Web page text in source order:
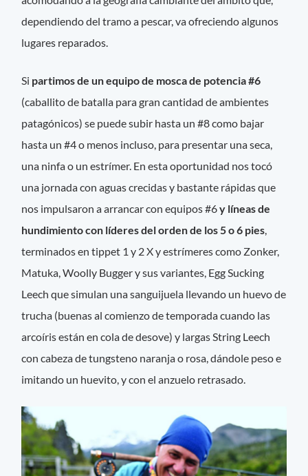
dependiendo del tramo a pescar, va ofreciendo algunos
lugares reparados.
Si partimos de un equipo de mosca de potencia #6
(caballito de batalla para gran cantidad de ambientes
patagónicos) se puede subir hasta un #8 como bajar
hasta un #4 o menos incluso, para presentar una seca,
una ninfa o un estrímer. En esta oportunidad nos tocó
una jornada con aguas crecidas y bastante rápidas que
nos impulsaron a arrancar con equipos #6y líneas de
hundimiento con líderes del orden de los 5 o 6 pies,
terminados en tippet 1 y 2 X y estrímeres como Zonker,
Matuka, Woolly Bugger y sus variantes, Egg Sucking
Leech que simulan una sanguijuela llevando un huevo de
trucha (buenas al comienzo de temporada cuando las
arcoíris están en cola de desove) y largas String Leech
con cabeza de tungsteno naranja o rosa, dándole peso e
imitando un huevito, y con el anzuelo retrasado.